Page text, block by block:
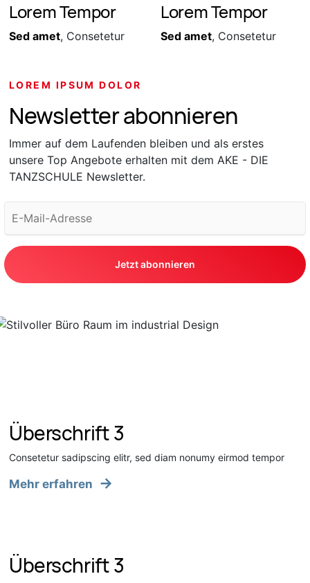
Lorem Tempor
Sed amet, Consetetur
Lorem Tempor
Sed amet, Consetetur
LOREM IPSUM DOLOR
Newsletter abonnieren
Immer auf dem Laufenden bleiben und als erstes
unsere Top Angebote erhalten mit dem AKE - DIE
TANZSCHULE Newsletter.
Jetzt abonnieren
Überschrift 3
Consetetur sadipscing elitr, sed diam nonumy eirmod tempor
Mehr erfahren
Überschrift 3